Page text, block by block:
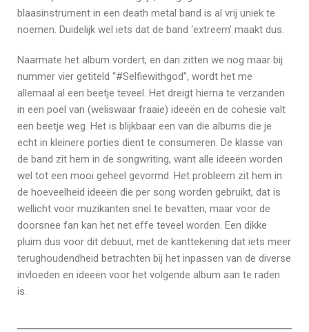
blaasinstrument in een death metal band is al vrij uniek te
noemen. Duidelijk wel iets dat de band ‘extreem’ maakt dus.
Naarmate het album vordert, en dan zitten we nog maar bij
nummer vier getiteld “#Selfiewithgod”, wordt het me
allemaal al een beetje teveel. Het dreigt hierna te verzanden
in een poel van (weliswaar fraaie) ideeën en de cohesie valt
een beetje weg. Het is blijkbaar een van die albums die je
echt in kleinere porties dient te consumeren. De klasse van
de band zit hem in de songwriting, want alle ideeën worden
wel tot een mooi geheel gevormd. Het probleem zit hem in
de hoeveelheid ideeën die per song worden gebruikt, dat is
wellicht voor muzikanten snel te bevatten, maar voor de
doorsnee fan kan het net effe teveel worden. Een dikke
pluim dus voor dit debuut, met de kanttekening dat iets meer
terughoudendheid betrachten bij het inpassen van de diverse
invloeden en ideeën voor het volgende album aan te raden
is.